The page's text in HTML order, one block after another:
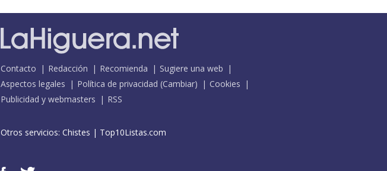
Contacto Redacción Recomienda
Sugiere una web
Aspectos legales
Política de privacidad (Cambiar)
Cookies
Publicidad y webmasters
RSS
Otros servicios: Chistes | Top10Listas.com